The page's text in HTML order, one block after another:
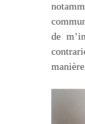
de